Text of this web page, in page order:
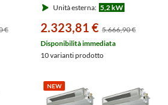
€
M[07|07]U2DVG-E
Unità esterna: 5,2 kW
2.323,81 € 5.666,90 €
Disponibilità immediata
10 varianti prodotto
NEW